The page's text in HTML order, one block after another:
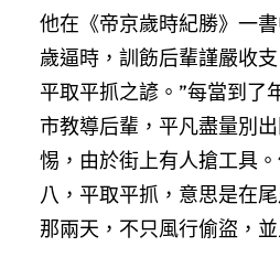
他在《帝京歲時紀勝》一
歲逼時，訓飭后輩謹嚴收
平取平抓之諺。”每當到了
市教導后輩，平凡盡量別
惕，由於街上有人搶工具
八，平取平抓，意思是在
那兩天，不只風行偷盜，